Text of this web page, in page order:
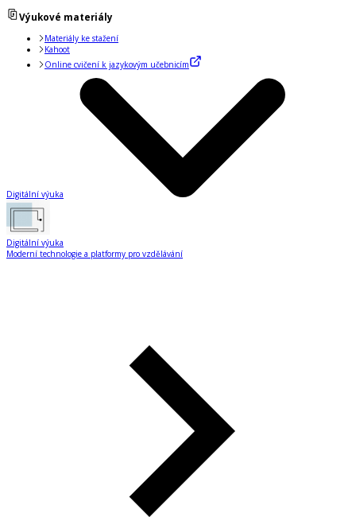
Výukové materiály
Materiály ke stažení
Kahoot
Online cvičení k jazykovým učebnicím
Digitální výuka
Digitální výuka
Moderní technologie a platformy pro vzdělávání